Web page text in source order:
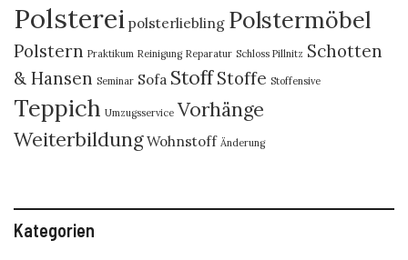
Polsterei polsterliebling Polstermöbel
Polstern Praktikum Reinigung Reparatur Schloss Pillnitz Schotten
& Hansen Seminar Sofa Stoff Stoffe Stoffensive
Teppich Umzugsservice Vorhänge
Weiterbildung Wohnstoff Änderung
Kategorien